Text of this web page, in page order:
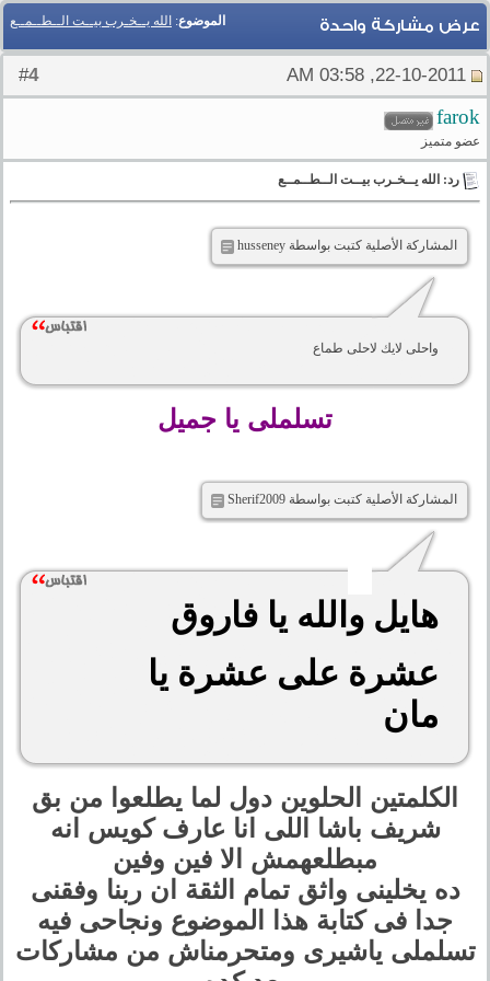
الموضوع: الله يــخـرب بيــت الــطــمــع عرض مشاركة واحدة
#
4
farok
عضو متميز
رد: الله يــخـرب بيــت الــطــمــع
المشاركة الأصلية كتبت بواسطة husseney
واحلى لايك لاحلى طماع
تسلملى يا جميل
المشاركة الأصلية كتبت بواسطة Sherif2009
هايل والله يا فاروق
عشرة على عشرة يا
مان
الكلمتين الحلوين دول لما يطلعوا من بق
شريف باشا اللى انا عارف كويس انه
مبطلعهمش الا فين وفين
ده يخلينى واثق تمام الثقة ان ربنا وفقنى
جدا فى كتابة هذا الموضوع ونجاحى فيه
تسلملى ياشيرى ومتحرمناش من مشاركات